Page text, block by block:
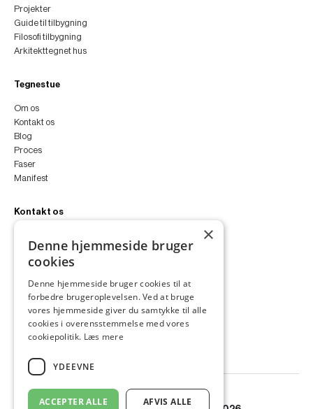
Projekter
Guide til tilbygning
Filosofi tilbygning
Arkitekttegnet hus
Tegnestue
Om os
Kontakt os
Blog
Proces
Faser
Manifest
Kontakt os
+45 4252 0011
VA11a
2300 København S
Instagram
LinkedIn
×
Denne hjemmeside bruger
cookies
Denne hjemmeside bruger cookies til at
forbedre brugeroplevelsen. Ved at bruge
vores hjemmeside giver du samtykke til alle
cookies i overensstemmelse med vores
cookiepolitik. Læs mere
YDEEVNE
ACCEPTER ALLE AFVIS ALLE